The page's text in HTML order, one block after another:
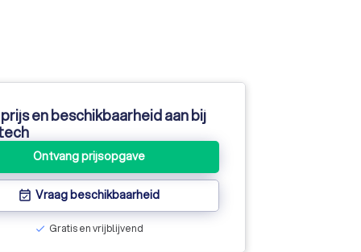
en beschikbaarheid aan bij
Ontvang prijsopgave
event_available Vraag beschikbaarheid
check Gratis en vrijblijvend